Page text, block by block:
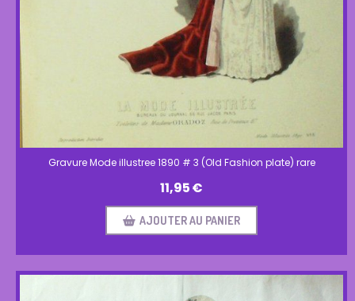
Gravure Mode illustree 1890 # 3 (Old Fashion plate) rare
11,95€
AJOUTER AU PANIER